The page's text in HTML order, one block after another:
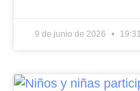
9 de junio de 2026 19:31